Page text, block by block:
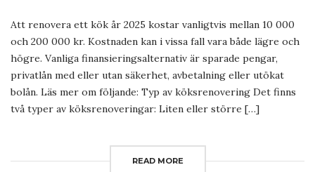
Att renovera ett kök år 2025 kostar vanligtvis mellan 10 000
och 200 000 kr. Kostnaden kan i vissa fall vara både lägre och
högre. Vanliga finansieringsalternativ är sparade pengar,
privatlån med eller utan säkerhet, avbetalning eller utökat
bolån. Läs mer om följande: Typ av köksrenovering Det finns
två typer av köksrenoveringar: Liten eller större […]
READ MORE